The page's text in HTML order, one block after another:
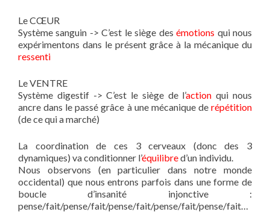
Le CŒUR
Système sanguin -> C’est le siège desémotions qui nous
expérimentons dans le présent grâce à la mécanique du
ressenti
Le VENTRE
Système digestif -> C’est le siège de l’action qui nous
ancre dans le passé grâce à une mécanique de répétition
(de ce qui a marché)
La coordination de ces 3 cerveaux (donc des 3
dynamiques) va conditionner l’équilibred’un individu.
Nous observons (en particulier dans notre monde
occidental) que nous entrons parfois dans une forme de
boucle d’insanité injonctive :
pense/fait/pense/fait/pense/fait/pense/fait/pense/fait…